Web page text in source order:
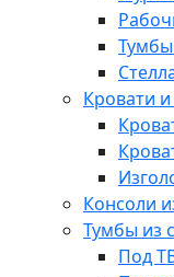
Кровати
Консоли
Тумбы из
Под